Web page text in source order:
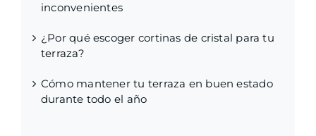
inconvenientes
¿Por qué escoger cortinas de cristal para tu
terraza?
Cómo mantener tu terraza en buen estado
durante todo el año